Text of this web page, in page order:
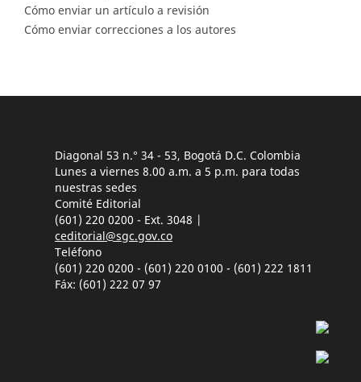
Cómo enviar un artículo a revisión
Cómo enviar correcciones a los autores
Diagonal 53 n.° 34 - 53, Bogotá D.C. Colombia
Lunes a viernes 8.00 a.m. a 5 p.m. para todas
nuestras sedes
Comité Editorial
(601) 220 0200 - Ext. 3048 |
ceditorial@sgc.gov.co
Teléfono
(601) 220 0200 - (601) 220 0100 - (601) 222 1811
Fáx: (601) 222 07 97